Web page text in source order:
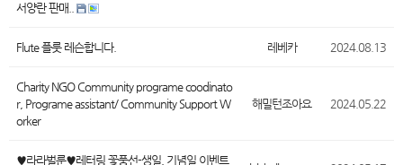
서양란 판매..
Flute 플룻 레슨합니다. 레베카 2024.08.13
Charity NGO Community programe coodinato
r, Programe assistant/ Community Support W
orker
해밀턴조아요 2024.05.22
♥︎라라벌룬♥︎레터링 꽃풍선-생일, 기념일 이벤트